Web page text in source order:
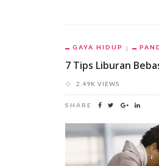
GAYA HIDUP
7 Tips Liburan
2.49K VIEWS
SHARE